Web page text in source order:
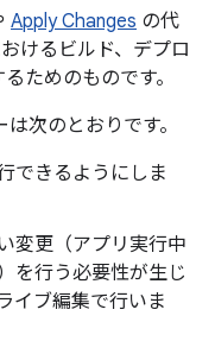
Apply Changes の代
けるビルド、デプロ
ためのものです。
次のとおりです。
できるようにしま
変更（アプリ実行中
を行う必要性が生じ
イブ編集で行いま